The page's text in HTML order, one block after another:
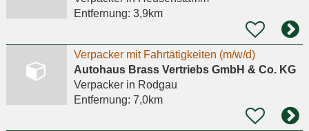
Entfernung: 3,9km
Verpacker mit Fahrtätigkeiten (m/w/d)
Autohaus Brass Vertriebs GmbH & Co. KG
Verpackerin Rodgau
Entfernung: 7,0km